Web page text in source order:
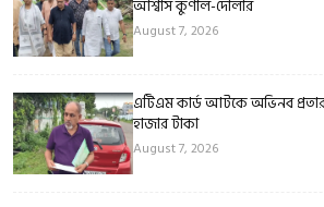
আশ্বাস কুণাল-দোলার
August 7, 2026
এটিএম কার্ড আটকে অভিনব
হাজার টাকা
August 7, 2026